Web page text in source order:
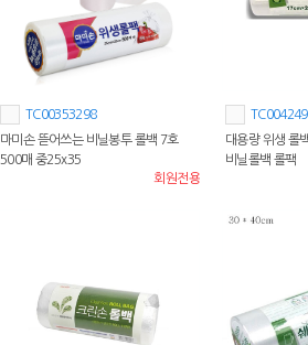
TC00353298
마미손 뜯어쓰는 비닐봉투 롤백 7호
500매 중25x35
회원전용
대용량 위생 롤
비닐롤백 롤팩